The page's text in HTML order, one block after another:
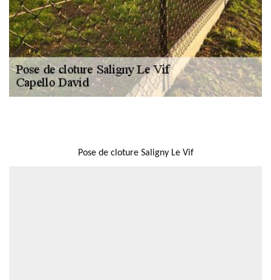
Pose de cloture Saligny Le Vif